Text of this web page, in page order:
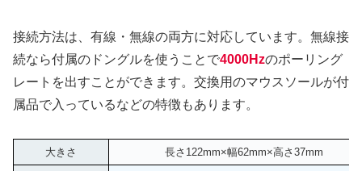
接続方法は、有線・無線の両方に対応しています。無線接
続なら付属のドングルを使うことで4000Hzのポーリング
レートを出すことができます。交換用のマウスソールが付
属品で入っているなどの特徴もあります。
大きさ 長さ122mm×幅62mm×高さ37mm